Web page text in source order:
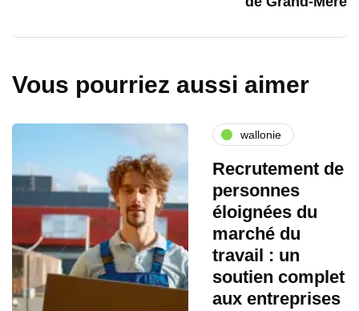
Vous pourriez aussi aimer
wallonie
Recrutement de
personnes
éloignées du
marché du
travail : un
soutien complet
aux entreprises